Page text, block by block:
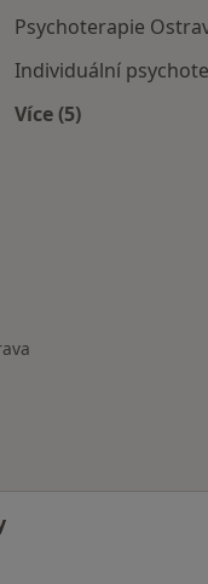
Psychoterapie
Individuální
Více (5)